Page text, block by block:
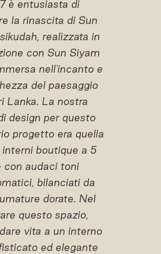
è entusiasta di
la rinascita di Sun
realizzata in
con Sun Siyam
nell'incanto e
del paesaggio
Lanka. La nostra
design per questo
progetto era quella
interni boutique a 5
con audaci toni
bilanciati da
dorate. Nel
questo spazio,
vita a un interno
ed elegante